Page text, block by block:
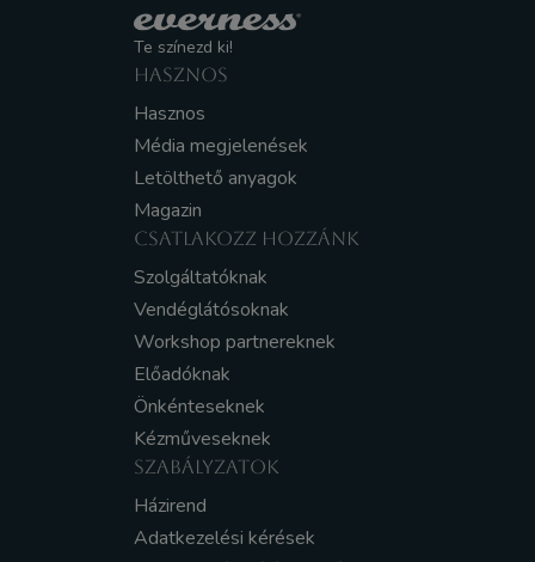
Te színezd ki!
HASZNOS
Hasznos
Média megjelenések
Letölthető anyagok
Magazin
CSATLAKOZZ HOZZÁNK
Szolgáltatóknak
Vendéglátósoknak
Workshop partnereknek
Előadóknak
Önkénteseknek
Kézműveseknek
SZABÁLYZATOK
Házirend
Adatkezelési kérések